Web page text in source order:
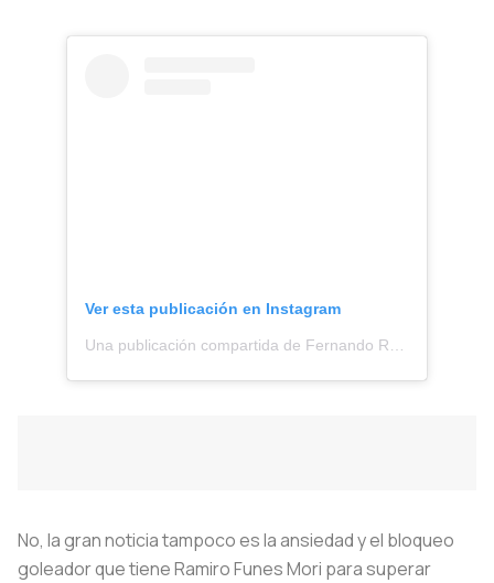
Ver esta publicación en Instagram
No, la gran noticia tampoco es la ansiedad y el bloqueo
goleador que tiene Ramiro Funes Mori para superar